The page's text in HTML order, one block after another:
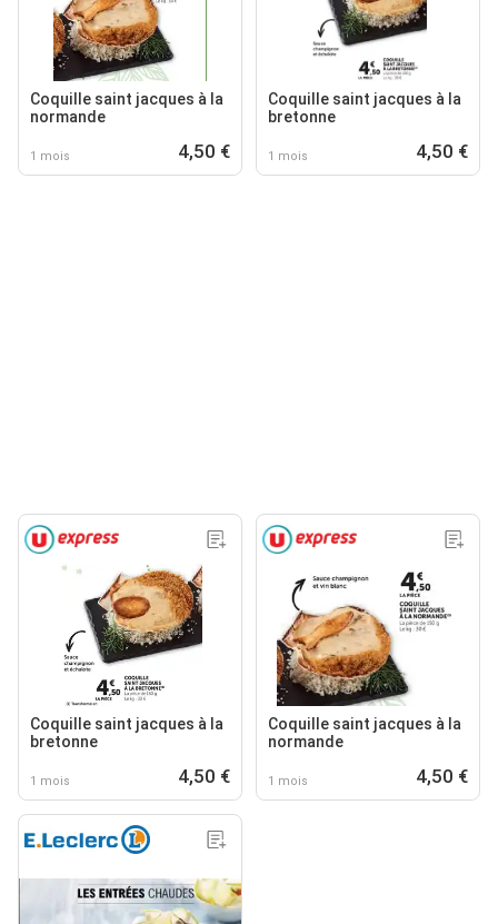
Coquille saint jacques à la
normande
1 mois 4,50 €
Coquille saint jacques à la
bretonne
1 mois 4,50 €
Coquille saint jacques à la
bretonne
1 mois 4,50 €
Coquille saint jacques à la
normande
1 mois 4,50 €